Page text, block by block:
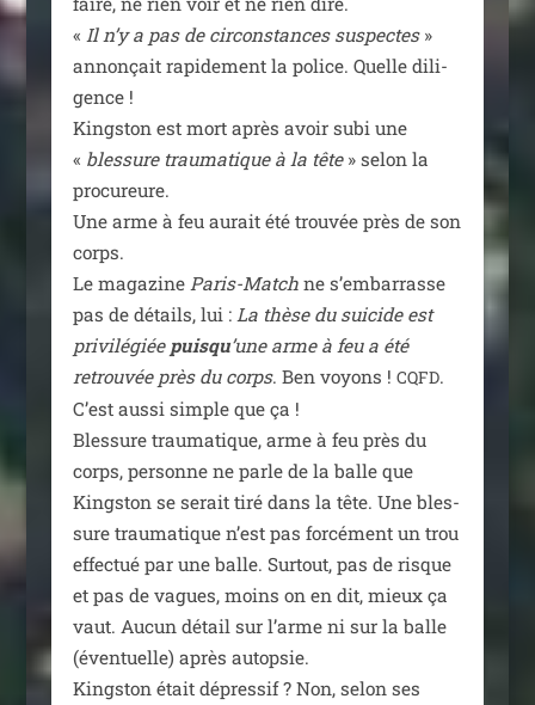
« Il n’y a pas de cir­cons­tances sus­pectes»
annon­çait rapi­de­ment la police. Quelle dili­
gence !
Kingston est mort après avoir subi une
« bles­sure trau­ma­tique à la tête» selon la
pro­cu­reure.
Une arme à feu aurait été trou­vée près de son
corps.
Le maga­zine Paris-Matchne s’embarrasse
pas de détails, lui : La thèse du sui­cide est
pri­vi­lé­giée puis­qu’une arme à feu a été
retrou­vée près du corps. Ben voyons ! CQFD.
C’est aus­si simple que ça !
Blessure trau­ma­tique, arme à feu près du
corps, per­sonne ne parle de la balle que
Kingston se serait tiré dans la tête. Une bles­
sure trau­ma­tique n’est pas for­cé­ment un trou
effec­tué par une balle. Surtout, pas de risque
et pas de vagues, moins on en dit, mieux ça
vaut. Aucun détail sur l’arme ni sur la balle
(éven­tuelle) après autop­sie.
Kingston était dépres­sif ? Non, selon ses